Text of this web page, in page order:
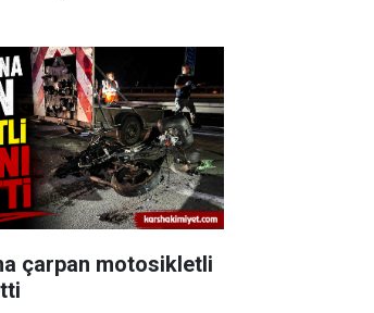
çarpan motosikletli